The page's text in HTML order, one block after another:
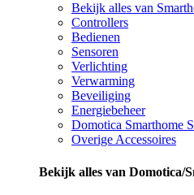
Bekijk alles van
Controllers
Bedienen
Sensoren
Verlichting
Verwarming
Beveiliging
Energiebeheer
Domotica Smarthome
Overige Accessoires
Bekijk alles van Domotica/